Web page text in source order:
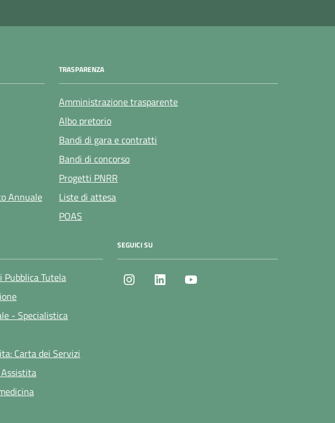
Annuale
TRASPARENZA
Amministrazione trasparente
Albo pretorio
Bandi di gara e contratti
Bandi di concorso
Progetti PNRR
Liste di attesa
POAS
Pubblica Tutela
- Specialistica
Carta dei Servizi
SEGUICI SU
Instagram LinkedIn